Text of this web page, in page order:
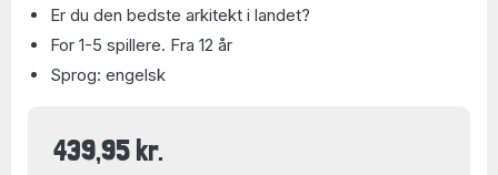
Er du den bedste arkitekt i landet?
For 1-5 spillere. Fra 12 år
Sprog: engelsk
439,95 kr.